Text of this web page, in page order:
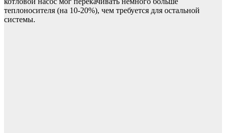
теплоносителя (на 10-20%), чем требуется для остальной
системы.